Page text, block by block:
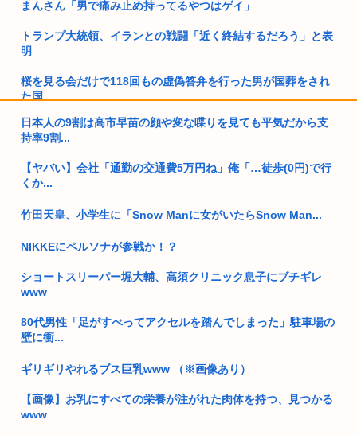
まんさん「男で痛み止め持ってるやつはゲイ」
トランプ大統領、イランとの戦闘「近く終結するだろう」と表
明
桜を見る会だけで118回もの虚偽答弁を行った男が国葬をされ
た国、...
独身女教師(29)「はいはいどうせ私は生き遅れ独身ですよ！(酒
グ...
トランプ「悪夢のオバマ政権！景気が悪いのはオバマのせい」
記者...
中国新聞「高市総理は非核三原則堅持をはっきり言わなかっ
た、看過で...
【動画】アメリカ人、タイヤをホイールにはめるため火薬を投
入→爆発...
なんで日本って原爆落とされたの？
「ヘイジャップ、お前のとこの学校の先生が児ポ持ってるぞ」
逮...
日本人の9割は高市早苗の顔や変な喋りを見ても平気だから支
持率9割...
【ヤバい】会社「通勤の交通費5万円ね」俺「…徒歩(0円)で行
くか...
竹田天皇、小学生に「Snow Manに女がいたらSnow Man...
NIKKEにペルソナが参戦か！？
ショートスリーパー堀大輔、高須クリニック息子にブチギレ
www
80代男性「足がすべってアクセルを踏んでしまった」駐車場の
壁に衝...
ギリギリやれるブス巨乳www （※画像あり）
【画像】お乳にすべての栄養が注がれた肉体を持つ、見つかる
www